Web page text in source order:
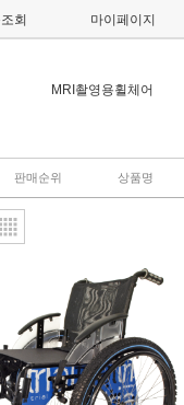
회 마이페이지
MRI촬영용휠체어
판매순위 상품명